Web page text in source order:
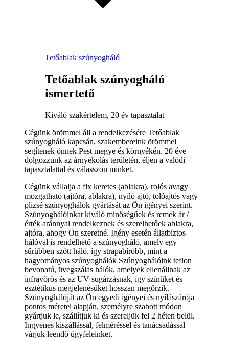
Tetőablak szúnyogháló
Tetőablak szúnyogháló
ismertető
Kiváló szakértelem, 20 év tapasztalat
Cégünk örömmel áll a rendelkezésére Tetőablak
szúnyogháló kapcsán, szakembereink örömmel
segítenek önnek Pest megye és környékén. 20 éve
dolgozzunk az árnyékolás területén, éljen a valódi
tapasztalattal és válasszon minket.
Cégünk vállalja a fix keretes (ablakra), rolós avagy
mozgatható (ajtóra, ablakra), nyíló ajtó, tolóajtós vagy
plizsé szúnyoghálók gyártását az Ön igényei szerint.
Szúnyoghálóinkat kiváló minőségűek és remek ár /
érték aránnyal rendelkeznek és szerelhetőek ablakra,
ajtóra, ahogy Ön szeretné. Igény esetén állatbiztos
hálóval is rendelhető a szúnyogháló, amely egy
sűrűbben szött háló, így strapabíróbb, mint a
hagyományos szúnyoghálók Szúnyoghálóink teflon
bevonatú, üvegszálas hálók, amelyek ellenállnak az
infravörös és az UV sugárzásnak, így színűket és
esztétikus megjelenésüket hosszan megőrzik.
Szúnyoghálóját az Ön egyedi igényei és nyílászárója
pontos méretei alapján, személyre szabott módon
gyártjuk le, szállítjuk ki és szereljük fel 2 héten belül.
Ingyenes kiszállással, felméréssel és tanácsadással
várjuk leendő ügyfeleinket.